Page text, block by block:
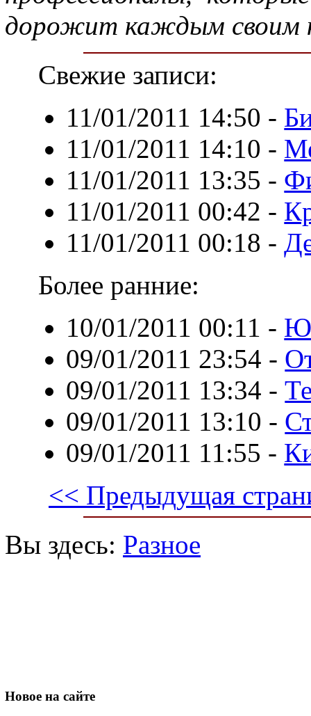
дорожит каждым своим
Свежие записи:
11/01/2011 14:50 -
11/01/2011 14:10 -
11/01/2011 13:35 -
11/01/2011 00:42 -
11/01/2011 00:18 -
Более ранние:
10/01/2011 00:11 -
09/01/2011 23:54 -
09/01/2011 13:34 -
09/01/2011 13:10 -
09/01/2011 11:55 -
<< Предыдущая
Вы здесь: Разное
Новое на сайте